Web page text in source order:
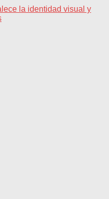
la identidad visual y